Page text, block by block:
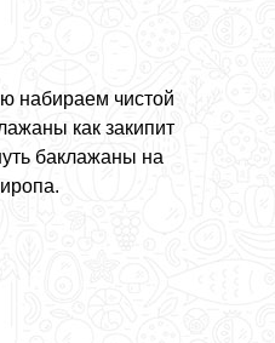
набираем чистой
как закипит
баклажаны на